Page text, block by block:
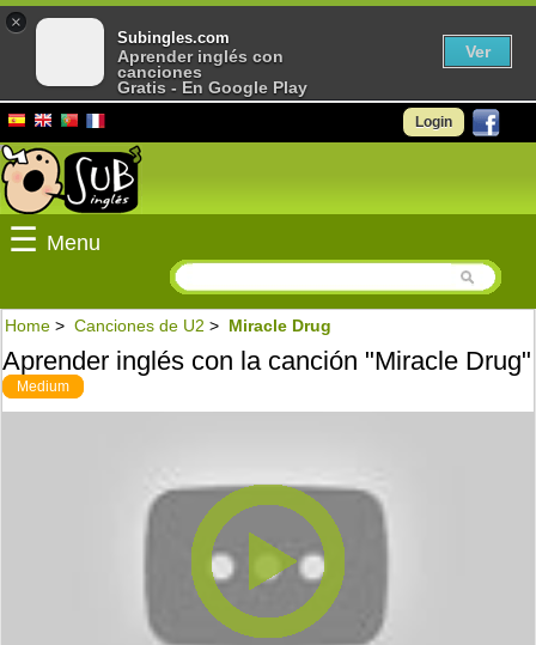
Login
☰ Menu
Home > Canciones de U2 > Miracle Drug
Aprender inglés con la canción "Miracle Drug"
Medium
×
Subingles.com
Aprender inglés con
canciones
Gratis - En Google Play
Ver